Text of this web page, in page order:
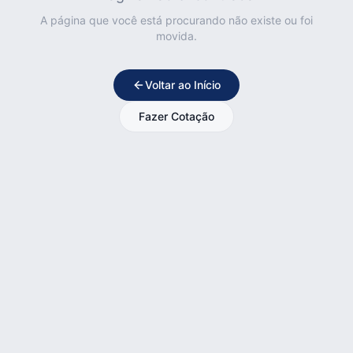
A página que você está procurando não existe ou foi
movida.
Voltar ao Início
Fazer Cotação